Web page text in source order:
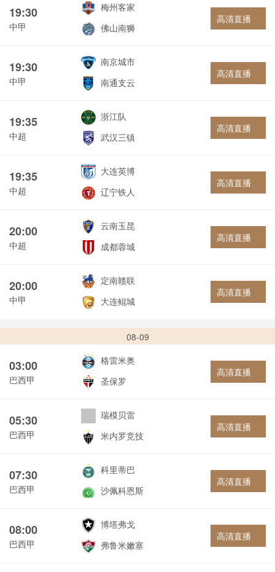
19:30
中甲
梅州客家
佛山南狮
高清直播
19:30
中甲
南京城市
南通支云
高清直播
19:35
中超
浙江队
武汉三镇
高清直播
19:35
中超
大连英博
辽宁铁人
高清直播
20:00
中超
云南玉昆
成都蓉城
高清直播
20:00
中甲
定南赣联
大连鲲城
高清直播
08-09
03:00
巴西甲
格雷米奥
圣保罗
高清直播
05:30
巴西甲
瑞模贝雷
米内罗竞技
高清直播
07:30
巴西甲
科里蒂巴
沙佩科恩斯
高清直播
08:00
巴西甲
博塔弗戈
弗鲁米嫩塞
高清直播